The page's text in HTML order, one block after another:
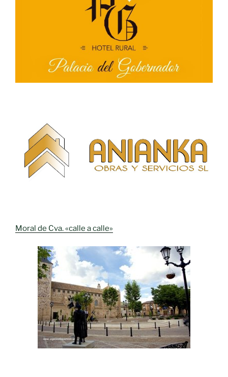
Moral de Cva. «calle a calle»